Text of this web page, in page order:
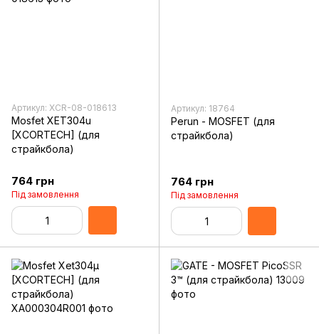
Артикул: XCR-08-018613
Mosfet XET304u
[XCORTECH] (для
страйкбола)
764 грн
Під замовлення
Артикул: 18764
Perun - MOSFET (для
страйкбола)
764 грн
Під замовлення